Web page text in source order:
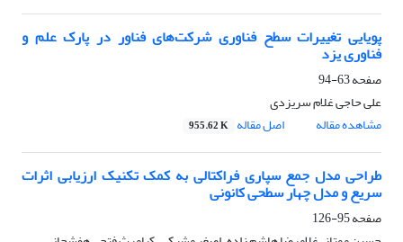
پویایی تغییرات سطح فناوری شرکت‌های فناور در پارک علم و
فناوری یزد
صفحه63-94
علی حاجی غلام سریزدی
مشاهده مقاله
اصل مقاله 955.62 K
طراحی مدل جمع سپاری فراکتالی به کمک تکنیک ارزیابی اثرات
سریع و مدل چهار سطحی کانونی
صفحه95-126